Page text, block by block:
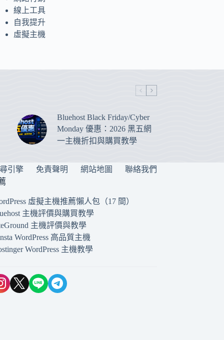
線上工具
自我提升
虛擬主機
Bluehost Black Friday/Cyber
Monday 優惠：2026 黑五網
一主機折扣與購買教學
引擎 免責聲明 網站地圖 聯絡我們
虛擬主機推薦懶人包（17 間）
主機評價與購買教學
主機評價與教學
WordPress 高品質主機
WordPress 主機教學